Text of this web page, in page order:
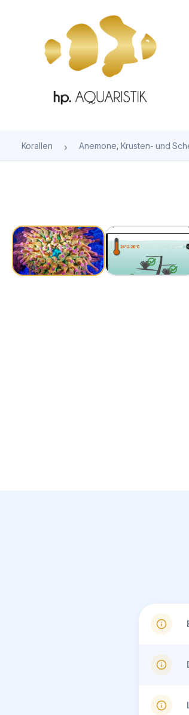
Zur Hauptnavigation springen
Korallen Anemone, Krusten- und